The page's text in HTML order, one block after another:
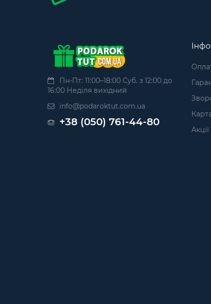
Пн-Пт: 11:00–18:00 Суб. з 12:00 до
16:00 Неділя вихідний
info@podaroktut.com.ua
+38 (050) 761-44-80
Акції